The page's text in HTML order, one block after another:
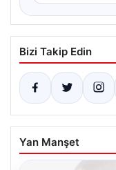
Bizi Takip Edin
Yan Manşet